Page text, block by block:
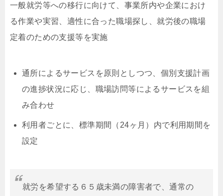
一般就労等への移行に向けて、事業所内や企業におけ
る作業や実習、適性に合った職場探し、就労後の職場
定着のための支援等を実施
通所によるサービスを原則としつつ、個別支援計画
の進捗状況に応じ、職場訪問等によるサービスを組
み合わせ
利用者ごとに、標準期間（24ヶ月）内で利用期間を
設定
就労を希望する６５歳未満の障害者で、通常の